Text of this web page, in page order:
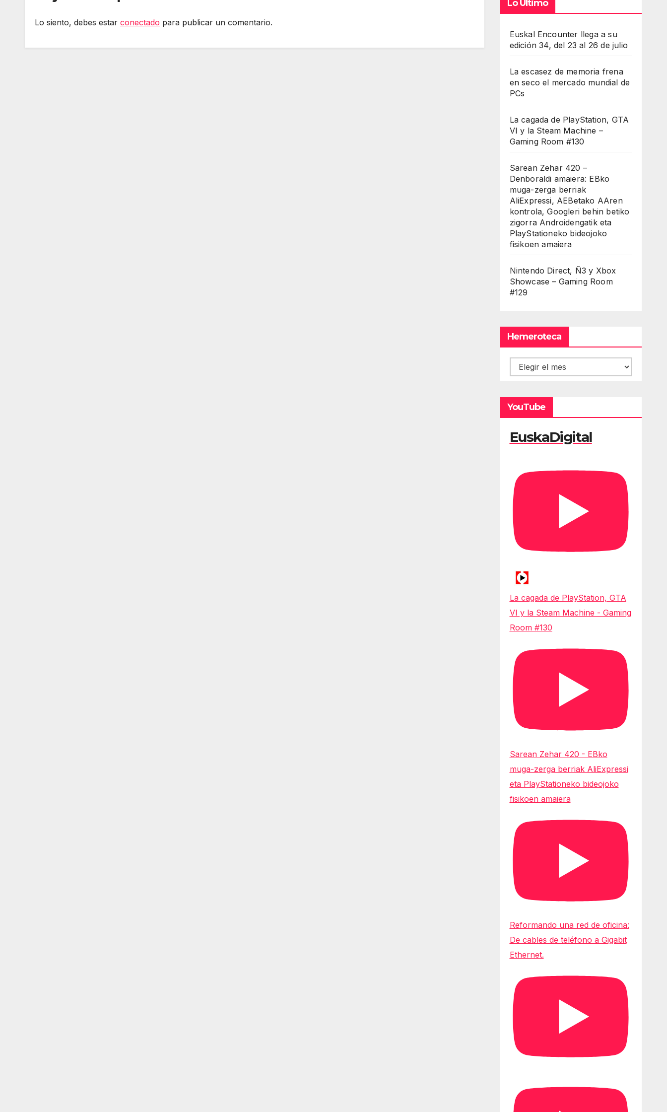
Lo siento, debes estar conectado para publicar un comentario.
Lo Último
Euskal Encounter llega a su
edición 34, del 23 al 26 de julio
La escasez de memoria frena
en seco el mercado mundial de
PCs
La cagada de PlayStation, GTA
VI y la Steam Machine –
Gaming Room #130
Sarean Zehar 420 –
Denboraldi amaiera: EBko
muga-zerga berriak
AliExpressi, AEBetako AAren
kontrola, Googleri behin betiko
zigorra Androidengatik eta
PlayStationeko bideojoko
fisikoen amaiera
Nintendo Direct, Ñ3 y Xbox
Showcase – Gaming Room
#129
Hemeroteca
Hemeroteca
YouTube
EuskaDigital
La cagada de PlayStation, GTA
VI y la Steam Machine - Gaming
Room #130
Sarean Zehar 420 - EBko
muga-zerga berriak AliExpressi
eta PlayStationeko bideojoko
fisikoen amaiera
Reformando una red de oficina:
De cables de teléfono a Gigabit
Ethernet.